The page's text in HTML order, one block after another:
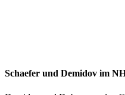
Schaefer und Demidov im